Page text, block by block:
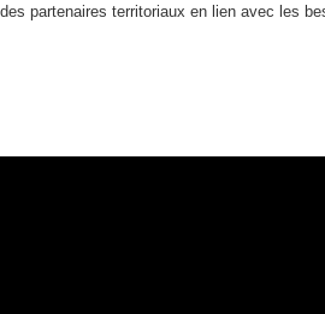
partenaires territoriaux en lien avec les